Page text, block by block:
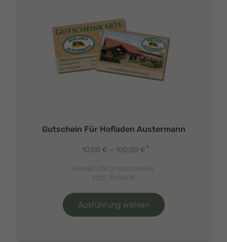
Gutschein Für Hofladen Austermann
10,00 € – 100,00 €Preisspanne:
bis
*
Enthält 0% Umsatzsteuer
zzgl. Versand
Ausführung wählen
Produkt
weist